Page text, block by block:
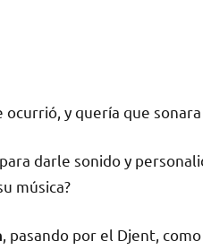
y quería que sonara
darle sonido y
música?
, pasando por el Djent, como